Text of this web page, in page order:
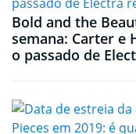
Bold and the
semana: Carter e
o passado de